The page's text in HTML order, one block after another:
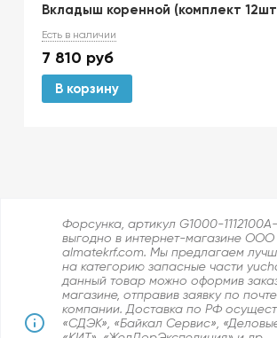
Вкладыш коренной (комплект
Есть в наличии
7 810 руб
В корзину
Форсунка, артикул G1000-
выгодно в интернет-магазине
almatekrf.com. Мы предлагаем
на категорию запасные части
данный товар можно оформив
магазине, отправив заявку по
компании. Доставка по РФ
«СДЭК», «Байкал Сервис»,